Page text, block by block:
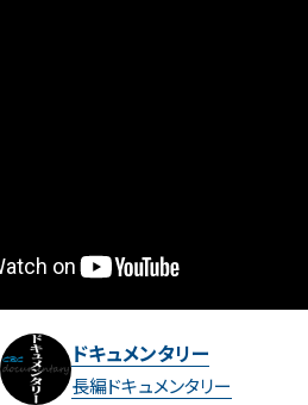
ドキュメンタリー
長編ドキュメンタリー